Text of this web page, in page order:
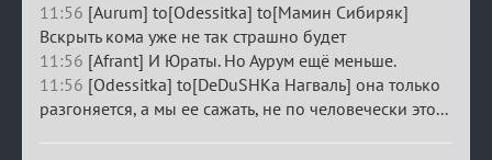
11:56 [Aurum] to[Odessitka] to[Мамин Сибиряк]
Вскрыть кома уже не так страшно будет
11:56 [Afrant] И Юраты. Но Аурум ещё меньше.
11:56 [Odessitka] to[DeDuSHKa Нагваль] она только
разгоняется, а мы ее сажать, не по человечески это...